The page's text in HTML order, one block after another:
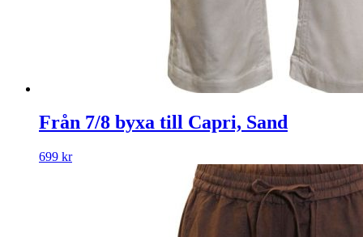
Från 7/8 byxa till Capri, Sand
699 kr